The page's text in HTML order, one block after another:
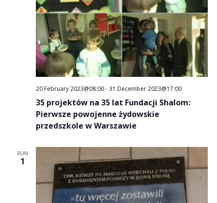
20 February 2023@08:00-31 December 2023@17:00
35 projektów na 35 lat Fundacji Shalom:
Pierwsze powojenne żydowskie
przedszkole w Warszawie
SUN
1